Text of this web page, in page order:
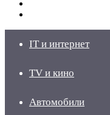
IT и интернет
TV и кино
Автомобили